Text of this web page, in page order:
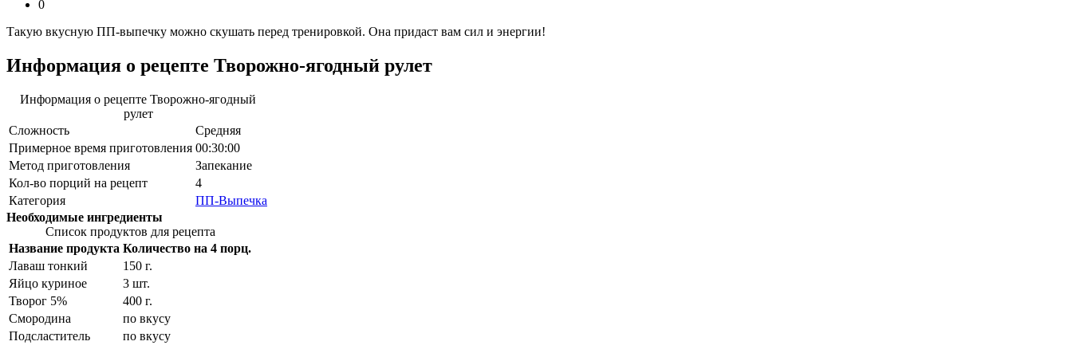
0
Такую вкусную ПП-выпечку можно скушать перед тренировкой. Она придаст вам сил и энергии!
Информация о рецепте Творожно-ягодный рулет
Информация о рецепте Творожно-ягодный
рулет
Сложность
Средняя
Примерное время приготовления 00:30:00
Метод приготовления
Запекание
Кол-во порций на рецепт
4
Категория
ПП-Выпечка
Необходимые ингредиенты
Список продуктов для рецепта
Название продукта Количество на 4 порц.
Лаваш тонкий
150 г.
Яйцо куриное
3 шт.
Творог 5%
400 г.
Смородина
по вкусу
Подсластитель
по вкусу